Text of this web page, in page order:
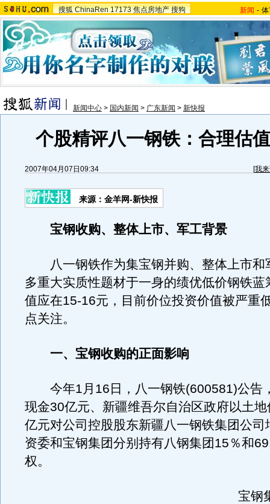
搜狐 ChinaRen 17173 焦点房地产 搜狗 新闻 -
新闻中心 > 国内新闻 > 广东新闻 > 新快报
个股精评八一钢铁：合理估
2007年04月07日09:34 [我
来源：金羊网-新快报
宝钢收购、整体上市、军工背景
八一钢铁作为集宝钢并购、整体上市和
多重大实质性题材于一身的绩优低价钢铁蓝
值应在15-16元，目前价位投资价值被严重
点关注。
一、宝钢收购的正面影响
今年1月16日，八一钢铁(600581)公告
现金30亿元、新疆维吾尔自治区政府以土
亿元对公司控股股东新疆八一钢铁集团公司
资委和宝钢集团分别持有八钢集团15％和
权。
宝钢